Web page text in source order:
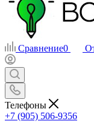
Сравнение0
Телефоны
+7 (905) 506-9356